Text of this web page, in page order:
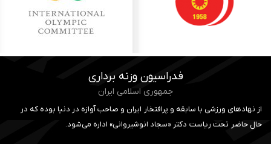
فدراسیون وزنه برداری
جمهوری اسلامی ایران
از نهادهای ورزشی با سابقه و پرافتخار ایران و صاحب آوازه در دنیا بوده که در
حال حاضر تحت ریاست دکتر «سجاد انوشیروانی» اداره می‌شود.